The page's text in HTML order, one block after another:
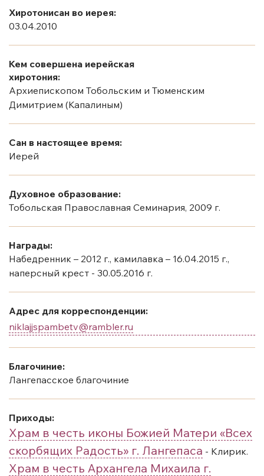
Хиротонисан во иерея:
03.04.2010
Кем совершена иерейская
хиротония:
Архиепископом Тобольским и Тюменским
Димитрием (Капалиным)
Сан в настоящее время:
Иерей
Духовное образование:
Тобольская Православная Семинария, 2009 г.
Награды:
Набедренник – 2012 г., камилавка – 16.04.2015 г.,
наперсный крест - 30.05.2016 г.
Адрес для корреспонденции:
niklajjspambetv@rambler.ru
Благочиние:
Лангепасское благочиние
Приходы:
Храм в честь иконы Божией Матери «Всех
скорбящих Радость» г. Лангепаса - Клирик.
Храм в честь Архангела Михаила г.